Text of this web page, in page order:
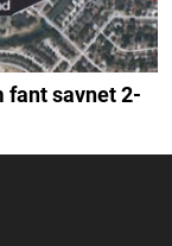
fant savnet 2-